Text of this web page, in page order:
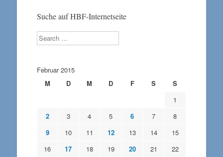
Suche auf HBF-Internetseite
Search
Februar 2015
M
D M D F S
S
1
2
3 4 5 6 7
8
9
10 11 12 13 14
15
16
17 18 19 20 21
22